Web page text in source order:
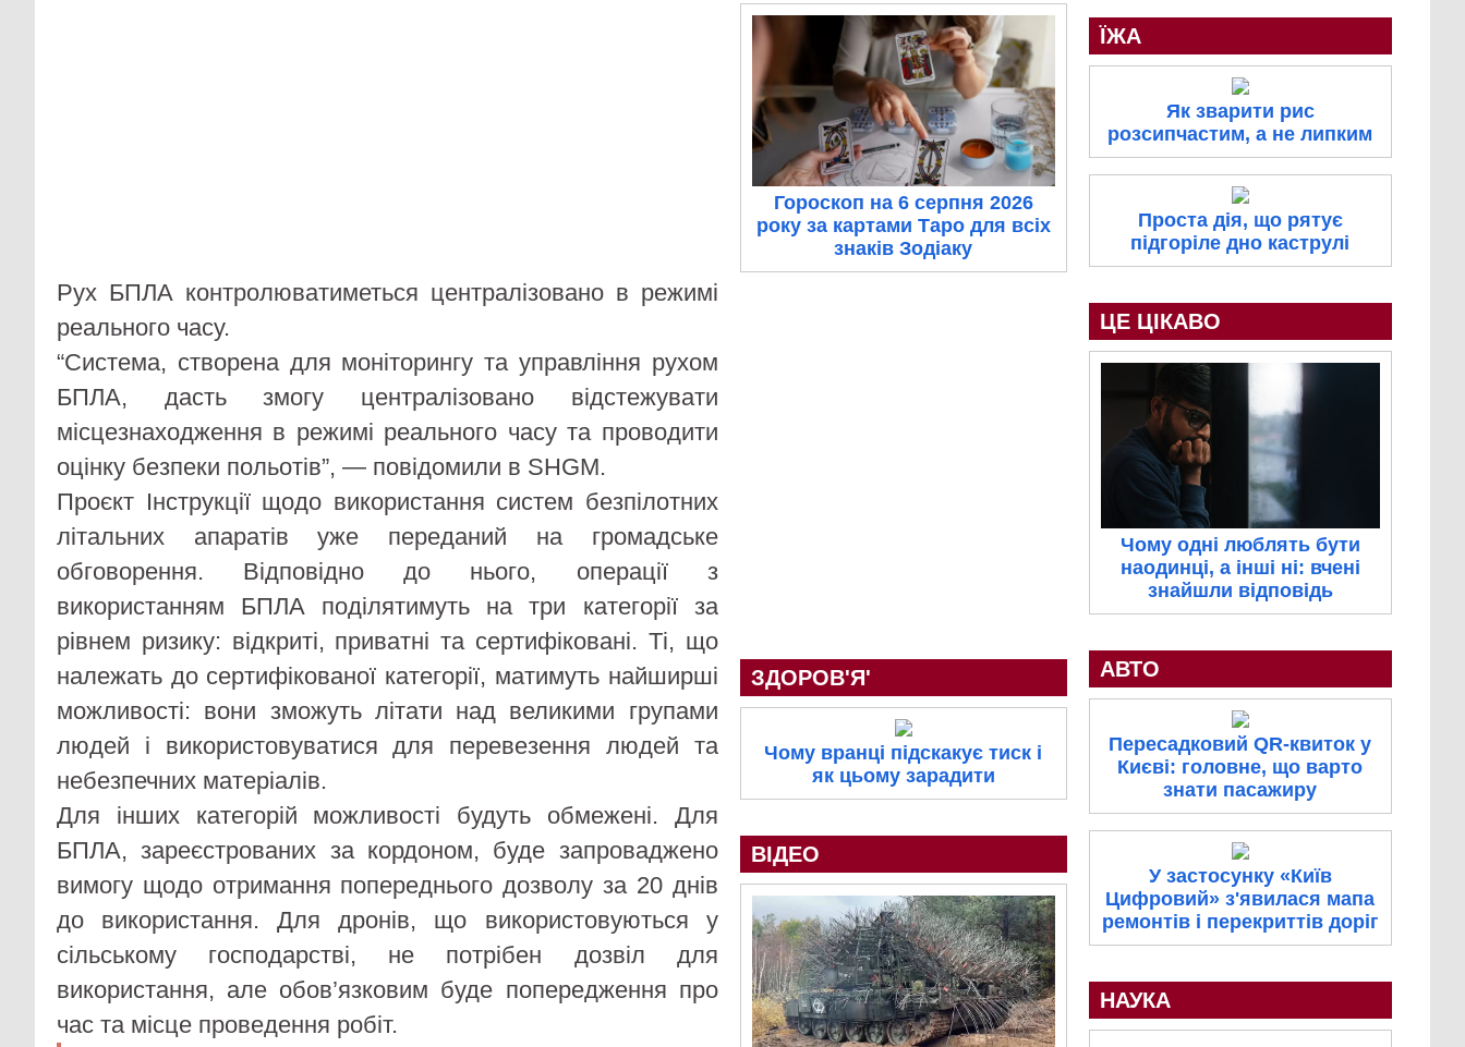
Рух БПЛА контролюватиметься централізовано в режимі
реального часу.
“Система, створена для моніторингу та управління рухом
БПЛА, дасть змогу централізовано відстежувати
місцезнаходження в режимі реального часу та проводити
оцінку безпеки польотів”, — повідомили в SHGM.
Проєкт Інструкції щодо використання систем безпілотних
літальних апаратів уже переданий на громадське
обговорення. Відповідно до нього, операції з
використанням БПЛА поділятимуть на три категорії за
рівнем ризику: відкриті, приватні та сертифіковані. Ті, що
належать до сертифікованої категорії, матимуть найширші
можливості: вони зможуть літати над великими групами
людей і використовуватися для перевезення людей та
небезпечних матеріалів.
Для інших категорій можливості будуть обмежені. Для
БПЛА, зареєстрованих за кордоном, буде запроваджено
вимогу щодо отримання попереднього дозволу за 20 днів
до використання. Для дронів, що використовуються у
сільському господарстві, не потрібен дозвіл для
використання, але обов’язковим буде попередження про
час та місце проведення робіт.
Гороскоп на 6 серпня 2026
року за картами Таро для всіх
знаків Зодіаку
ЗДОРОВ'Я'
Чому вранці підскакує тиск і
як цьому зарадити
ВІДЕО
ЇЖА
Як зварити рис
розсипчастим, а не липким
Проста дія, що рятує
підгоріле дно каструлі
ЦЕ ЦІКАВО
Чому одні люблять бути
наодинці, а інші ні: вчені
знайшли відповідь
АВТО
Пересадковий QR-квиток у
Києві: головне, що варто
знати пасажиру
У застосунку «Київ
Цифровий» з'явилася мапа
ремонтів і перекриттів доріг
НАУКА